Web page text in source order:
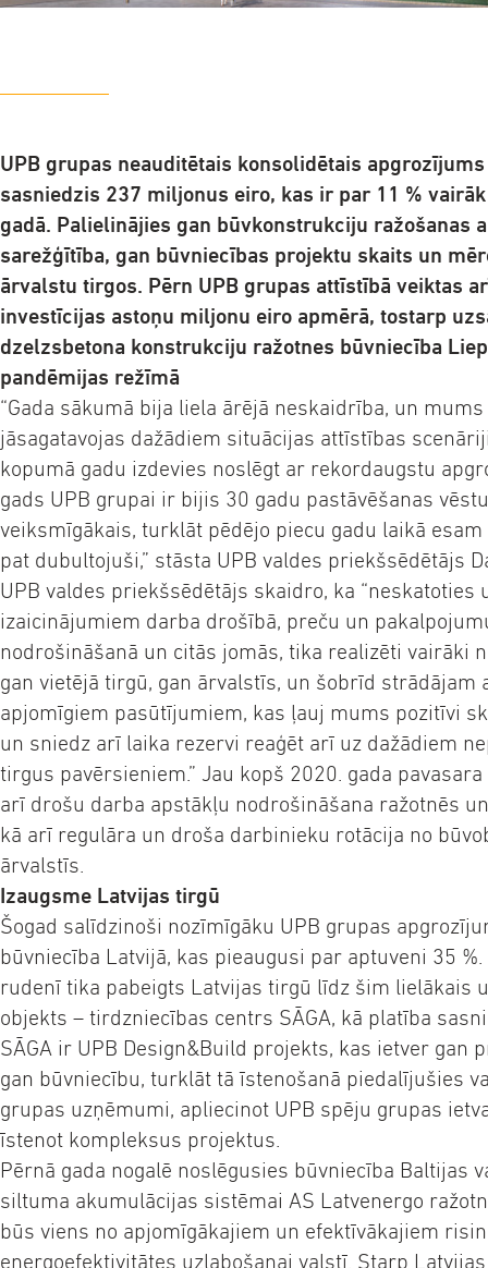
UPB grupas neauditētais konsolidētais
sasniedzis 237 miljonus eiro, kas ir par 11 %
gadā. Palielinājies gan būvkonstrukciju ražošanas
sarežģītība, gan būvniecības projektu skaits un
ārvalstu tirgos. Pērn UPB grupas attīstībā veiktas
investīcijas astoņu miljonu eiro apmērā, tostarp
dzelzsbetona konstrukciju ražotnes būvniecība
pandēmijas režīmā
“Gada sākumā bija liela ārējā neskaidrība, un
jāsagatavojas dažādiem situācijas attīstības
kopumā gadu izdevies noslēgt ar rekordaugstu
gads UPB grupai ir bijis 30 gadu pastāvēšanas
veiksmīgākais, turklāt pēdējo piecu gadu laikā
pat dubultojuši,” stāsta UPB valdes priekšsēdētājs
UPB valdes priekšsēdētājs skaidro, ka “neskatoties
izaicinājumiem darba drošībā, preču un
nodrošināšanā un citās jomās, tika realizēti vairāki
gan vietējā tirgū, gan ārvalstīs, un šobrīd strādājam
apjomīgiem pasūtījumiem, kas ļauj mums pozitīvi
un sniedz arī laika rezervi reaģēt arī uz dažādiem
tirgus pavērsieniem.” Jau kopš 2020. gada
arī drošu darba apstākļu nodrošināšana ražotnēs
kā arī regulāra un droša darbinieku rotācija no
ārvalstīs.
Izaugsme Latvijas tirgū
Šogad salīdzinoši nozīmīgāku UPB grupas
būvniecība Latvijā, kas pieaugusi par aptuveni 35 %.
rudenī tika pabeigts Latvijas tirgū līdz šim lielākais
objekts – tirdzniecības centrs SĀGA, kā platība
SĀGA ir UPB Design&Build projekts, kas ietver gan
gan būvniecību, turklāt tā īstenošanā piedalījušies
grupas uzņēmumi, apliecinot UPB spēju grupas
īstenot kompleksus projektus.
Pērnā gada nogalē noslēgusies būvniecība Baltijas
siltuma akumulācijas sistēmai AS Latvenergo
būs viens no apjomīgākajiem un efektīvākajiem
energoefektivitātes uzlabošanai valstī. Starp